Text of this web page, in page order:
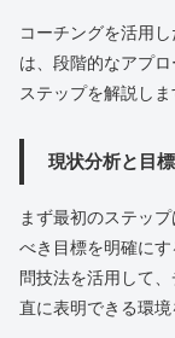
コーチングを活用
は、段階的なアプ
ステップを解説しま
現状分析と目
まず最初のステッ
べき目標を明確に
問技法を活用して
直に表明できる環境